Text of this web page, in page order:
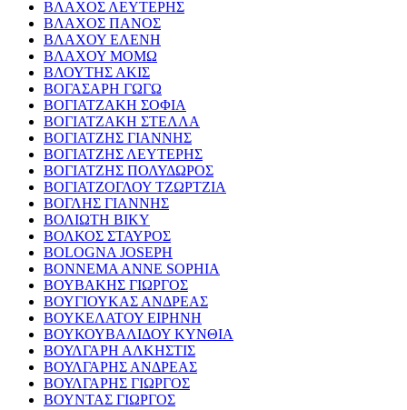
ΒΛΑΧΟΣ ΛΕΥΤΕΡΗΣ
ΒΛΑΧΟΣ ΠΑΝΟΣ
ΒΛΑΧΟΥ ΕΛΕΝΗ
ΒΛΑΧΟΥ ΜΟΜΩ
ΒΛΟΥΤΗΣ ΑΚΙΣ
ΒΟΓΑΣΑΡΗ ΓΩΓΩ
ΒΟΓΙΑΤΖΑΚΗ ΣΟΦΙΑ
ΒΟΓΙΑΤΖΑΚΗ ΣΤΕΛΛΑ
ΒΟΓΙΑΤΖΗΣ ΓΙΑΝΝΗΣ
ΒΟΓΙΑΤΖΗΣ ΛΕΥΤΕΡΗΣ
ΒΟΓΙΑΤΖΗΣ ΠΟΛΥΔΩΡΟΣ
ΒΟΓΙΑΤΖΟΓΛΟΥ ΤΖΩΡΤΖΙΑ
ΒΟΓΛΗΣ ΓΙΑΝΝΗΣ
ΒΟΛΙΩΤΗ ΒΙΚΥ
ΒΟΛΚΟΣ ΣΤΑΥΡΟΣ
BOLOGNA JOSEPH
BONNEMA ANNE SOPHIA
ΒΟΥΒΑΚΗΣ ΓΙΩΡΓΟΣ
ΒΟΥΓΙΟΥΚΑΣ ΑΝΔΡΕΑΣ
ΒΟΥΚΕΛΑΤΟΥ ΕΙΡΗΝΗ
ΒΟΥΚΟΥΒΑΛΙΔΟΥ ΚΥΝΘΙΑ
ΒΟΥΛΓΑΡΗ ΑΛΚΗΣΤΙΣ
ΒΟΥΛΓΑΡΗΣ ΑΝΔΡΕΑΣ
ΒΟΥΛΓΑΡΗΣ ΓΙΩΡΓΟΣ
ΒΟΥΝΤΑΣ ΓΙΩΡΓΟΣ